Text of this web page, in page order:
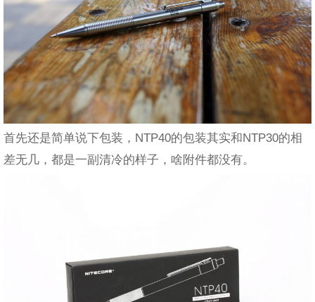
首先还是简单说下包装，NTP40的包装其实和NTP30的相
差无几，都是一副清冷的样子，啥附件都没有。